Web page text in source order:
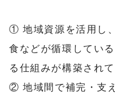
① 地域資源を活用し
食などが循環してい
る仕組みが構築され
② 地域間で補完・支